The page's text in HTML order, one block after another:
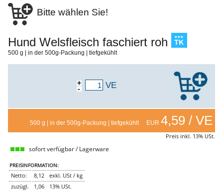
Suppeneinlagen
Pommes & Wedges
Mehlspeisen
Teigwaren
Gebäck
Getränke
Wein
Essig & Öl
Süssigkeiten
Knabbereien
Gewürze
Fix
WURSTTORTE
Bitte wählen Sie!
Hund Welsfleisch faschiert roh
500 g | in der 500g-Packung | tiefgekühlt
+
- VE
500 g | in der 500g-Packung | tiefgekühlt EUR4,59 / VE
Preis inkl. 13% USt.
sofort verfügbar / Lagerware
PREISINFORMATION:
Netto: 8,12
exkl. USt / kg
zuzügl.
1,06
13% USt.